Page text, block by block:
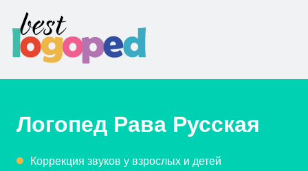
Логопед Рава Русская
Коррекция звуков у взрослых и детей